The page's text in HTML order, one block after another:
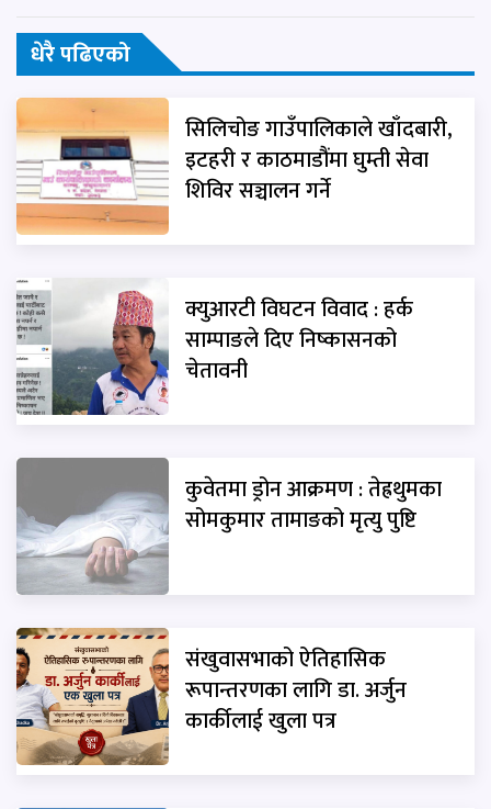
धेरै पढिएको
सिलिचोङ गाउँपालिकाले खाँदबारी,
इटहरी र काठमाडौंमा घुम्ती सेवा
शिविर सञ्चालन गर्ने
क्युआरटी विघटन विवाद : हर्क
साम्पाङले दिए निष्कासनको
चेतावनी
कुवेतमा ड्रोन आक्रमण : तेह्रथुमका
सोमकुमार तामाङको मृत्यु पुष्टि
संखुवासभाको ऐतिहासिक
रूपान्तरणका लागि डा. अर्जुन
कार्कीलाई खुला पत्र